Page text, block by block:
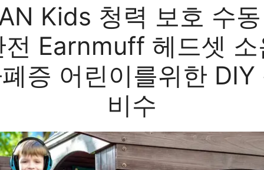
Kids 청력 보호 수
전 Earnmuff 헤드셋 소
증 어린이를위한 DIY
비수